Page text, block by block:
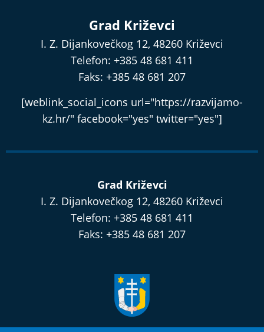
Grad Križevci
I. Z. Dijankovečkog 12, 48260 Križevci
Telefon: +385 48 681 411
Faks: +385 48 681 207
[weblink_social_icons url="https://razvijamo-
kz.hr/" facebook="yes" twitter="yes"]
Grad Križevci
I. Z. Dijankovečkog 12, 48260 Križevci
Telefon: +385 48 681 411
Faks: +385 48 681 207